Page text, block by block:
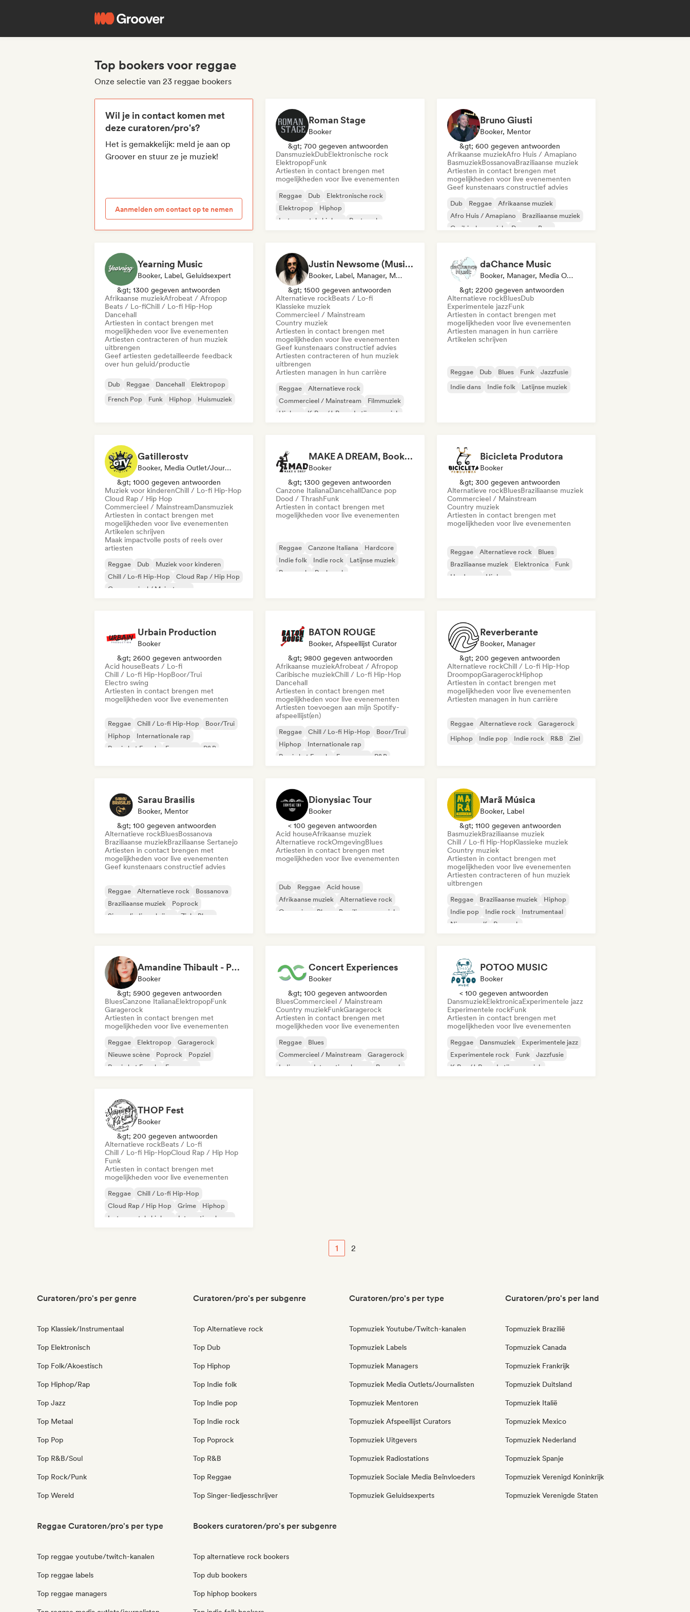
Top bookers voor reggae
Onze selectie van 23 reggae bookers
Wil je in contact komen met
deze curatoren/pro's?
Het is gemakkelijk: meld je aan op
Groover en stuur ze je muziek!
Aanmelden om contact op te nemen
Roman Stage
Booker
&gt; 700 gegeven antwoorden
DansmuziekDubElektronische rock
ElektropopFunk
Artiesten in contact brengen met
mogelijkheden voor live evenementen
Reggae Dub
Elektronische rock
Elektropop
Hiphop
Instrumentale hiphop
Post punk
Bruno Giusti
Booker, Mentor
&gt; 600 gegeven antwoorden
Afrikaanse muziekAfro Huis / Amapiano
BasmuziekBossanovaBraziliaanse muziek
Artiesten in contact brengen met
mogelijkheden voor live evenementen
Geef kunstenaars constructief advies
Dub Reggae
Afrikaanse muziek
Afro Huis / Amapiano
Braziliaanse muziek
Caribische muziek
Drum en Bass
Yearning Music
Booker, Label, Geluidsexpert
&gt; 1300 gegeven antwoorden
Afrikaanse muziekAfrobeat / Afropop
Beats / Lo-fiChill / Lo-fi Hip-Hop
Dancehall
Artiesten in contact brengen met
mogelijkheden voor live evenementen
Artiesten contracteren of hun muziek
uitbrengen
Geef artiesten gedetailleerde feedback
over hun geluid/productie
Dub Reggae Dancehall
Elektropop
French Pop
Funk Hiphop Huismuziek
Justin Newsome (Music & Entertainment Executive | A&R, Artist Development & Partnerships | Applied AI & Systems Strategy)
Booker, Label, Manager, Mentor
&gt; 1500 gegeven antwoorden
Alternatieve rockBeats / Lo-fi
Klassieke muziek
Commercieel / Mainstream
Country muziek
Artiesten in contact brengen met
mogelijkheden voor live evenementen
Geef kunstenaars constructief advies
Artiesten contracteren of hun muziek
uitbrengen
Artiesten managen in hun carrière
Reggae
Alternatieve rock
Commercieel / Mainstream
Filmmuziek
Hiphop
K-Pop/J-Pop
Latijnse muziek
daChance Music
Booker, Manager, Media Outlet/Journalist
&gt; 2200 gegeven antwoorden
Alternatieve rockBluesDub
Experimentele jazzFunk
Artiesten in contact brengen met
mogelijkheden voor live evenementen
Artiesten managen in hun carrière
Artikelen schrijven
Reggae Dub Blues Funk
Jazzfusie
Indie dans
Indie folk Latijnse muziek
Gatillerostv
Booker, Media Outlet/Journalist, Sociale Media Beïnvloeder
&gt; 1000 gegeven antwoorden
Muziek voor kinderenChill / Lo-fi Hip-Hop
Cloud Rap / Hip Hop
Commercieel / MainstreamDansmuziek
Artiesten in contact brengen met
mogelijkheden voor live evenementen
Artikelen schrijven
Maak impactvolle posts of reels over
artiesten
Reggae Dub
Muziek voor kinderen
Chill / Lo-fi Hip-Hop
Cloud Rap / Hip Hop
Commercieel / Mainstream
MAKE A DREAM, Booking&Management
Booker
&gt; 1300 gegeven antwoorden
Canzone ItalianaDancehallDance pop
Dood / ThrashFunk
Artiesten in contact brengen met
mogelijkheden voor live evenementen
Reggae Canzone Italiana
Hardcore
Indie folk
Indie rock
Latijnse muziek
Pop-punk
Punk rock
Bicicleta Produtora
Booker
&gt; 300 gegeven antwoorden
Alternatieve rockBluesBraziliaanse muziek
Commercieel / Mainstream
Country muziek
Artiesten in contact brengen met
mogelijkheden voor live evenementen
Reggae Alternatieve rock
Blues
Braziliaanse muziek
Elektronica
Funk
Hardcore
Hiphop
Urbain Production
Booker
&gt; 2600 gegeven antwoorden
Acid houseBeats / Lo-fi
Chill / Lo-fi Hip-HopBoor/Trui
Electro swing
Artiesten in contact brengen met
mogelijkheden voor live evenementen
Reggae Chill / Lo-fi Hip-Hop
Boor/Trui
Hiphop
Internationale rap
Rap in het Engels
Franse rap R&B
BATON ROUGE
Booker, Afspeellijst Curator
&gt; 9800 gegeven antwoorden
Afrikaanse muziekAfrobeat / Afropop
Caribische muziekChill / Lo-fi Hip-Hop
Dancehall
Artiesten in contact brengen met
mogelijkheden voor live evenementen
Artiesten toevoegen aan mijn Spotify-
afspeellijst(en)
Reggae Chill / Lo-fi Hip-Hop
Boor/Trui
Hiphop
Internationale rap
Rap in het Engels
Franse rap R&B
Reverberante
Booker, Manager
&gt; 200 gegeven antwoorden
Alternatieve rockChill / Lo-fi Hip-Hop
DroompopGaragerockHiphop
Artiesten in contact brengen met
mogelijkheden voor live evenementen
Artiesten managen in hun carrière
Reggae Alternatieve rock
Garagerock
Hiphop
Indie pop Indie rock R&B Ziel
Sarau Brasilis
Booker, Mentor
&gt; 100 gegeven antwoorden
Alternatieve rockBluesBossanova
Braziliaanse muziekBraziliaanse Sertanejo
Artiesten in contact brengen met
mogelijkheden voor live evenementen
Geef kunstenaars constructief advies
Reggae Alternatieve rock
Bossanova
Braziliaanse muziek
Poprock
Singer-liedjesschrijver
Ziel Blues
Dionysiac Tour
Booker
< 100 gegeven antwoorden
Acid houseAfrikaanse muziek
Alternatieve rockOmgevingBlues
Artiesten in contact brengen met
mogelijkheden voor live evenementen
Dub Reggae
Acid house
Afrikaanse muziek
Alternatieve rock
Omgeving
Blues Braziliaanse muziek
Marã Música
Booker, Label
&gt; 1100 gegeven antwoorden
BasmuziekBraziliaanse muziek
Chill / Lo-fi Hip-HopKlassieke muziek
Country muziek
Artiesten in contact brengen met
mogelijkheden voor live evenementen
Artiesten contracteren of hun muziek
uitbrengen
Reggae Braziliaanse muziek
Hiphop
Indie pop
Indie rock
Instrumentaal
Nieuwe golf
Poprock
Amandine Thibault - Programmation Concerts SMAC IDF, Booking, Management
Booker
&gt; 5900 gegeven antwoorden
BluesCanzone ItalianaElektropopFunk
Garagerock
Artiesten in contact brengen met
mogelijkheden voor live evenementen
Reggae Elektropop
Garagerock
Nieuwe scène
Poprock
Popziel
Rap in het Engels
Franse rap
Concert Experiences
Booker
&gt; 100 gegeven antwoorden
BluesCommercieel / Mainstream
Country muziekFunkGaragerock
Artiesten in contact brengen met
mogelijkheden voor live evenementen
Reggae
Blues
Commercieel / Mainstream
Garagerock
Indie pop
Internationale pop
Poprock
POTOO MUSIC
Booker
< 100 gegeven antwoorden
DansmuziekElektronicaExperimentele jazz
Experimentele rockFunk
Artiesten in contact brengen met
mogelijkheden voor live evenementen
Reggae Dansmuziek
Experimentele jazz
Experimentele rock
Funk
Jazzfusie
K-Pop/J-Pop
Latijnse muziek
THOP Fest
Booker
&gt; 200 gegeven antwoorden
Alternatieve rockBeats / Lo-fi
Chill / Lo-fi Hip-HopCloud Rap / Hip Hop
Funk
Artiesten in contact brengen met
mogelijkheden voor live evenementen
Reggae
Chill / Lo-fi Hip-Hop
Cloud Rap / Hip Hop
Grime
Hiphop
Instrumentale hiphop
Internationale rap
1 2
Curatoren/pro's per genre
Top Klassiek/Instrumentaal
Top Elektronisch
Top Folk/Akoestisch
Top Hiphop/Rap
Top Jazz
Top Metaal
Top Pop
Top R&B/Soul
Top Rock/Punk
Top Wereld
Curatoren/pro's per subgenre
Top Alternatieve rock
Top Dub
Top Hiphop
Top Indie folk
Top Indie pop
Top Indie rock
Top Poprock
Top R&B
Top Reggae
Top Singer-liedjesschrijver
Curatoren/pro's per type
Topmuziek Youtube/Twitch-kanalen
Topmuziek Labels
Topmuziek Managers
Topmuziek Media Outlets/Journalisten
Topmuziek Mentoren
Topmuziek Afspeellijst Curators
Topmuziek Uitgevers
Topmuziek Radiostations
Topmuziek Sociale Media Beïnvloeders
Topmuziek Geluidsexperts
Curatoren/pro's per land
Topmuziek Brazilië
Topmuziek Canada
Topmuziek Frankrijk
Topmuziek Duitsland
Topmuziek Italië
Topmuziek Mexico
Topmuziek Nederland
Topmuziek Spanje
Topmuziek Verenigd Koninkrijk
Topmuziek Verenigde Staten
Reggae Curatoren/pro's per type
Top reggae youtube/twitch-kanalen
Top reggae labels
Top reggae managers
Bookers curatoren/pro's per subgenre
Top alternatieve rock bookers
Top dub bookers
Top hiphop bookers